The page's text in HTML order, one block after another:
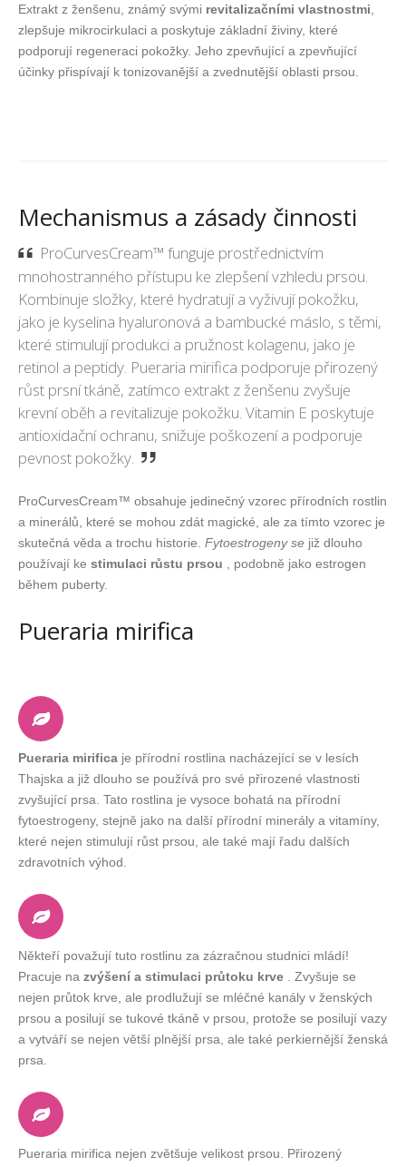
Extrakt z ženšenu, známý svými revitalizačními vlastnostmi
zlepšuje mikrocirkulaci a poskytuje základní živiny, které
podporují regeneraci pokožky. Jeho zpevňující a zpevňující
účinky přispívají k tonizovanější a zvednutější oblasti prsou.
Mechanismus a zásady činnosti
ProCurvesCream™ funguje prostřednictvím
mnohostranného přístupu ke zlepšení vzhledu prsou.
Kombinuje složky, které hydratují a vyživují pokožku,
jako je kyselina hyaluronová a bambucké máslo, s těmi,
které stimulují produkci a pružnost kolagenu, jako je
retinol a peptidy. Pueraria mirifica podporuje přirozený
růst prsní tkáně, zatímco extrakt z ženšenu zvyšuje
krevní oběh a revitalizuje pokožku. Vitamin E poskytuje
antioxidační ochranu, snižuje poškození a podporuje
pevnost pokožky.
ProCurvesCream™ obsahuje jedinečný vzorec přírodních rostlin
a minerálů, které se mohou zdát magické, ale za tímto vzorec je
skutečná věda a trochu historie. Fytoestrogeny se již dlouho
používají ke stimulaci růstu prsou , podobně jako estrogen
během puberty.
Pueraria mirifica
Pueraria mirifica je přírodní rostlina nacházející se v lesích
Thajska a již dlouho se používá pro své přirozené vlastnosti
zvyšující prsa. Tato rostlina je vysoce bohatá na přírodní
fytoestrogeny, stejně jako na další přírodní minerály a vitamíny,
které nejen stimulují růst prsou, ale také mají řadu dalších
zdravotních výhod.
Někteří považují tuto rostlinu za zázračnou studnici mládí!
Pracuje na zvýšení a stimulaci průtoku krve . Zvyšuje se
nejen průtok krve, ale prodlužují se mléčné kanály v ženských
prsou a posilují se tukové tkáně v prsou, protože se posilují vazy
a vytváří se nejen větší plnější prsa, ale také perkiernější ženská
prsa.
Pueraria mirifica nejen zvětšuje velikost prsou. Přirozený